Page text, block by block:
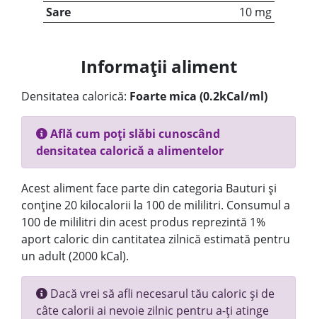
Sare
10 mg
Informații aliment
Densitatea calorică: Foarte mica (0.2kCal/ml)
Află cum poți slăbi cunoscând
densitatea calorică a alimentelor
Acest aliment face parte din categoria Bauturi și
conține 20 kilocalorii la 100 de mililitri. Consumul a
100 de mililitri din acest produs reprezintă 1%
aport caloric din cantitatea zilnică estimată pentru
un adult (2000 kCal).
Dacă vrei să afli necesarul tău caloric și de
câte calorii ai nevoie zilnic pentru a-ți atinge